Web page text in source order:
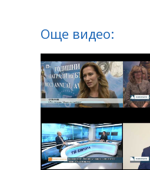
Още видео: